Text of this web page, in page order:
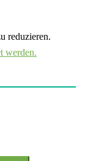
reduzieren.
werden.